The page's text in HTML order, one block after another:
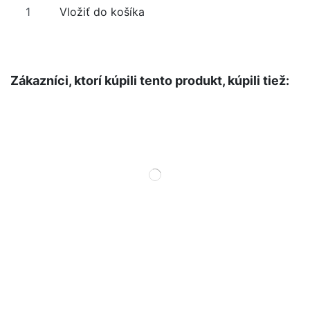
Vložiť do košíka
Zákazníci, ktorí kúpili tento produkt, kúpili tiež: